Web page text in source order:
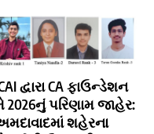
દ્વારા CA ફાઉન્ડેશન
2026નું પરિણામ જાહેર:
શહેરના
સ્ટુડિયોઝ હવે ગુજરાતી
નવી ઇનિંગ્સની શરૂઆત કરી